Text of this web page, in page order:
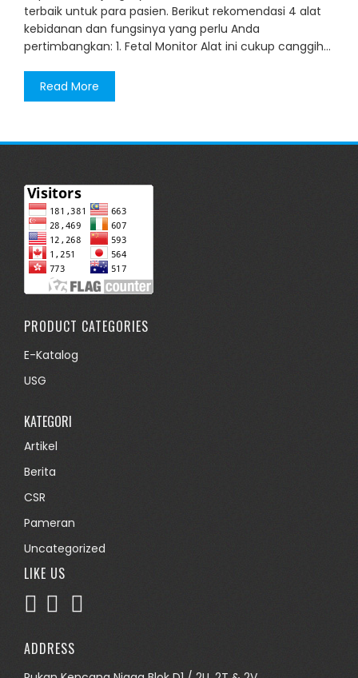
terbaik untuk para pasien. Berikut rekomendasi 4 alat
kebidanan dan fungsinya yang perlu Anda
pertimbangkan: 1. Fetal Monitor Alat ini cukup canggih…
Read More
PRODUCT CATEGORIES
E-Katalog
USG
KATEGORI
Artikel
Berita
CSR
Pameran
Uncategorized
LIKE US
ADDRESS